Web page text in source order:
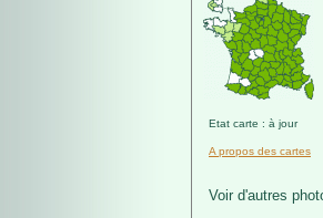
Etat carte : à jour
A propos des cartes
Voir d'autres